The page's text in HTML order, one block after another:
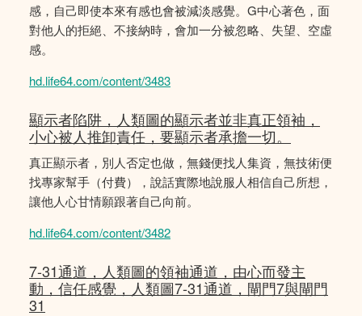
感，自己即使本來有感也會被減淡感覺。G中心著色，面
對他人的拒絕、不接納時，會加一分被忽略、失望、空虛
感。
hd.life64.com/content/3483
顯示者陷阱，人類圖的顯示者並非真正領袖，
小心被人推卸責任，要顯示者承擔一切。
真正顯示者，別人否定也做，無錢便找人集資，無技術便
找專家幫手（付費），說話實際地說服人相信自己所想，
讓他人心甘情願跟著自己向前。
hd.life64.com/content/3482
7-31通道，人類圖的領袖通道，由心而發主
動，信任感覺，人類圖7-31通道，閘門7與閘門
31